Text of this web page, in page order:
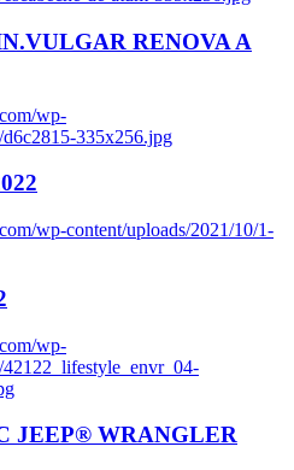
RENOVA A
wp-
335x256.jpg
wp-content/uploads/2021/10/1-
wp-
JEEP® WRANGLER